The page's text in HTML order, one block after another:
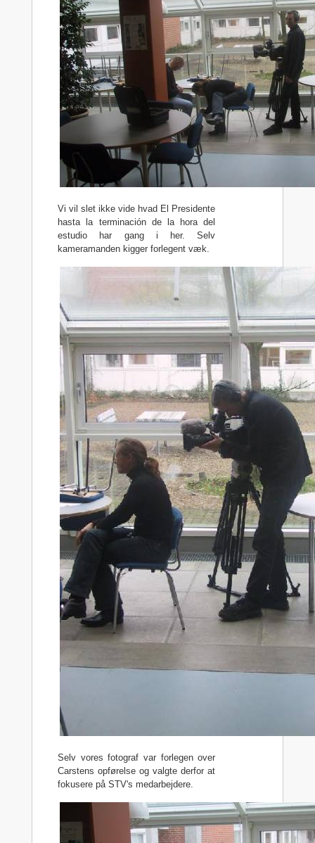
Vi vil slet ikke vide hvad El Presidente
hasta la terminación de la hora del
estudio har gang i her. Selv
kameramanden kigger forlegent væk.
Selv vores fotograf var forlegen over
Carstens opførelse og valgte derfor at
fokusere på STV's medarbejdere.